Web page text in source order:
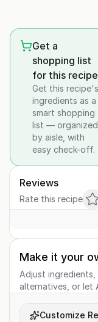
Get a
shopping list
for this recipe
Get this recipe's
ingredients as a
smart shopping
list — organized
by aisle, with
easy check-off.
Reviews
Rate this recipe
Make it your
Adjust
alternatives, or let
Customize